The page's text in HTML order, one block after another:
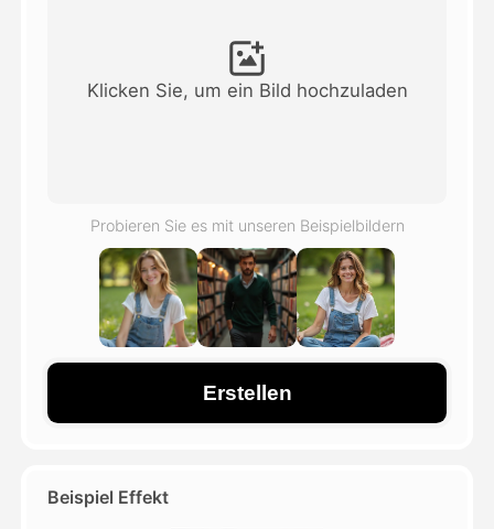
Alle Vorlagen anzeigen
Blog
Klicken Sie, um ein Bild hochzuladen
Probieren Sie es mit unseren Beispielbildern
Erstellen
Beispiel Effekt